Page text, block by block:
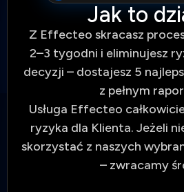
Jak to
Z Effecteo skracasz
2–3 tygodni i eliminujesz
decyzji – dostajesz 5
z pełnym
Usługa Effecteo
ryzyka dla Klienta. Jeżeli
skorzystać z naszych
– zwracamy